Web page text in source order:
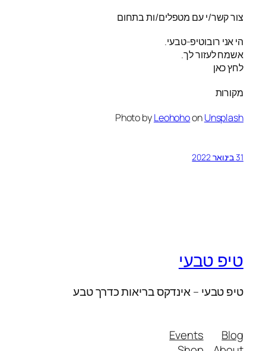
צור קשר/י עם מטפלים/ות בתחום
הי אני רובוטיפ-טבעי.
אשמח לעזור לך.
לחץ כאן
מקורות
Photo byLeohohoonUnsplash
31 בינואר 2022
טיפ טבעי
טיפ טבעי – אינדקס בריאות כדרך טבע
Blog
Events